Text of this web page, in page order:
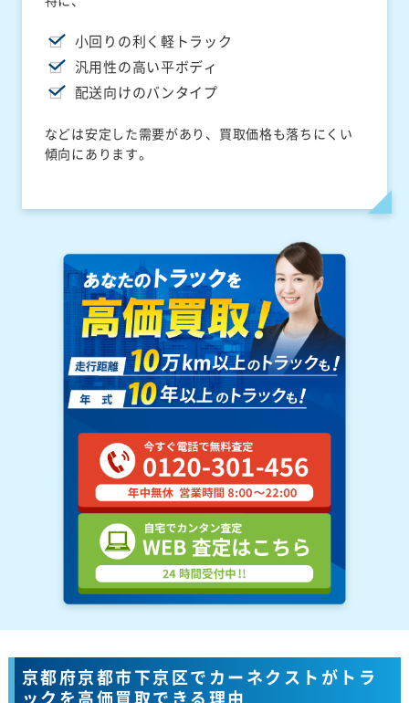
小回りの利く軽トラック
汎用性の高い平ボディ
配送向けのバンタイプ
などは安定した需要があり、買取価格も落ちにくい
傾向にあります。
京都府京都市下京区でカーネクストがトラ
ックを高価買取できる理由